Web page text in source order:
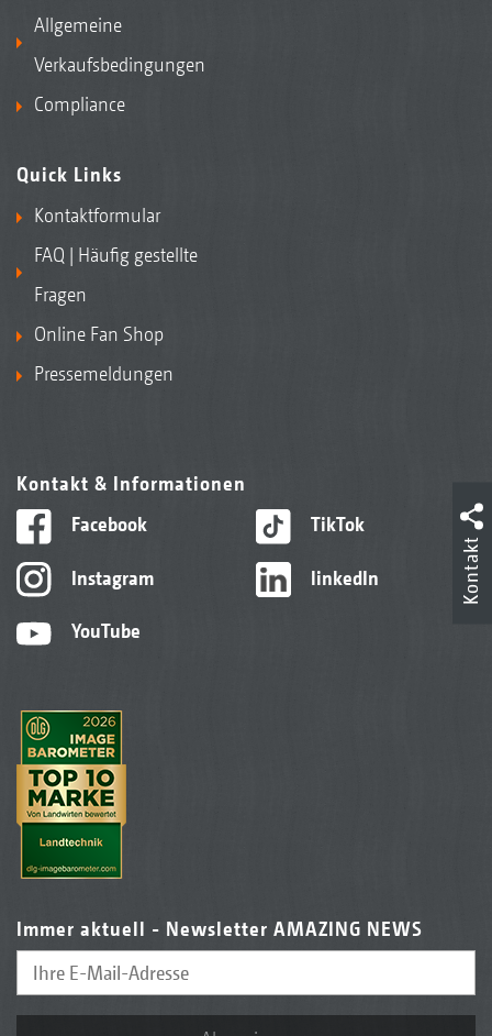
Allgemeine
Verkaufsbedingungen
Compliance
Quick Links
Kontaktformular
FAQ | Häufig gestellte
Fragen
Online Fan Shop
Pressemeldungen
Kontakt & Informationen
Facebook
Instagram
YouTube
TikTok
linkedIn
Immer aktuell - Newsletter AMAZING NEWS
Kontakt